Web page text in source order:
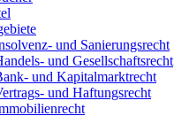
und Sanierungsrecht
und Gesellschaftsrecht
und Kapitalmarktrecht
und Haftungsrecht